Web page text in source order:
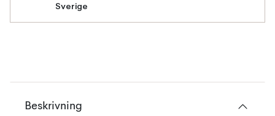
Sverige
Beskrivning